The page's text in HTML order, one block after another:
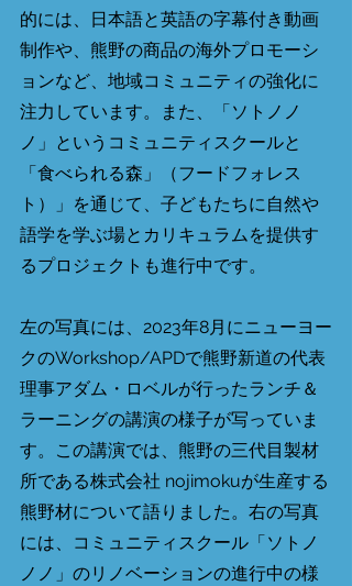
的には、日本語と英語の字幕付き動画
制作や、熊野の商品の海外プロモーシ
ョンなど、地域コミュニティの強化に
注力しています。また、「ソトノノ
ノ」というコミュニティスクールと
「食べられる森」（フードフォレス
ト）」を通じて、子どもたちに自然や
語学を学ぶ場とカリキュラムを提供す
るプロジェクトも進行中です。
左の写真には、2023年8月にニューヨー
クのWorkshop/APDで熊野新道の代表
理事アダム・ロベルが行ったランチ＆
ラーニングの講演の様子が写っていま
す。この講演では、熊野の三代目製材
所である株式会社 nojimokuが生産する
熊野材について語りました。右の写真
には、コミュニティスクール「ソトノ
ノノ」のリノベーションの進行中の様